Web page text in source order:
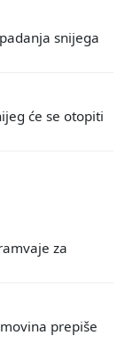
snijega
će se otopiti
za
prepiše